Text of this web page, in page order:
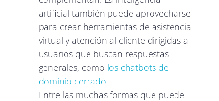
artificial también puede aprovecharse
para crear herramientas de asistencia
virtual y atención al cliente dirigidas a
usuarios que buscan respuestas
generales, como los chatbots de
dominio cerrado.
Entre las muchas formas que puede